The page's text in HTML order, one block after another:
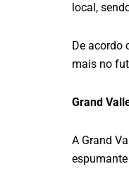
local,
De acordo
mais no
Grand
A Grand